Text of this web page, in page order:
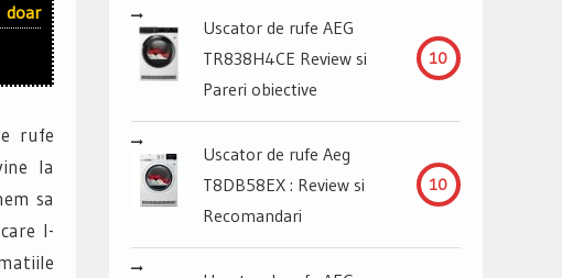
doar
rufe
la
sa
l-
Uscator de rufe AEG
TR838H4CE Review si
Pareri obiective
10
Uscator de rufe Aeg
T8DB58EX : Review si
Recomandari
10